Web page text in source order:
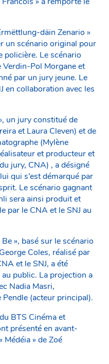
däin Zenario »
un scénario original pour
policière. Le scénario
Verdin-Pol Morgane et
par un jury jeune. Le
en collaboration avec les
un jury constitué de
et Laura Cleven) et de
(Mylène
et producteur et
jury, CNA) , a désigné
qui s’est démarqué par
Le scénario gagnant
sera ainsi produit et
par le CNA et le SNJ au
», basé sur le scénario
Coles, réalisé par
et le SNJ, a été
public. La projection a
Nadia Masri,
(acteur principal).
BTS Cinéma et
présenté en avant-
» de Zoé